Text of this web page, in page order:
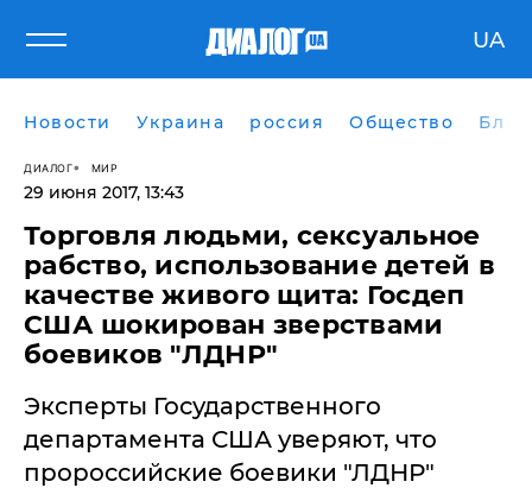
UA
Новости Украина россия Общество
ДИАЛОГ МИР
29 июня 2017, 13:43
Торговля людьми, сексуальное
рабство, использование детей в
качестве живого щита: Госдеп
США шокирован зверствами
боевиков "ЛДНР"
Эксперты Государственного
департамента США уверяют, что
пророссийские боевики "ЛДНР"